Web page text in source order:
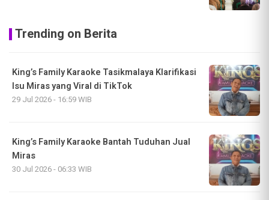
Trending on Berita
King’s Family Karaoke Tasikmalaya Klarifikasi
Isu Miras yang Viral di TikTok
29 Jul 2026 - 16:59 WIB
King’s Family Karaoke Bantah Tuduhan Jual
Miras
30 Jul 2026 - 06:33 WIB